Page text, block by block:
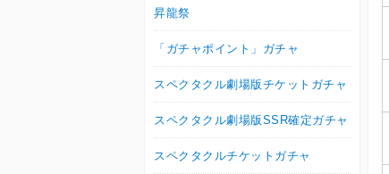
昇龍祭
「ガチャポイント」ガチャ
スペクタクル劇場版チケットガチャ
スペクタクル劇場版SSR確定ガチャ
スペクタクルチケットガチャ